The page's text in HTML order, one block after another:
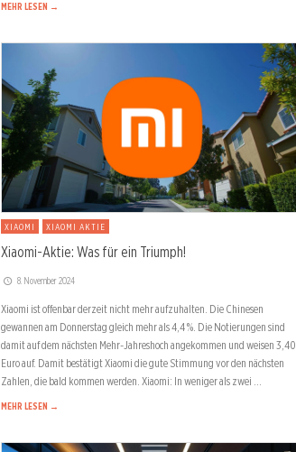
MEHR LESEN →
XIAOMI XIAOMI AKTIE
Xiaomi-Aktie: Was für ein Triumph!
8. November 2024
Xiaomi ist offenbar derzeit nicht mehr aufzuhalten. Die Chinesen
gewannen am Donnerstag gleich mehr als 4,4 %. Die Notierungen sind
damit auf dem nächsten Mehr-Jahreshoch angekommen und weisen 3,40
Euro auf. Damit bestätigt Xiaomi die gute Stimmung vor den nächsten
Zahlen, die bald kommen werden. Xiaomi: In weniger als zwei …
MEHR LESEN →